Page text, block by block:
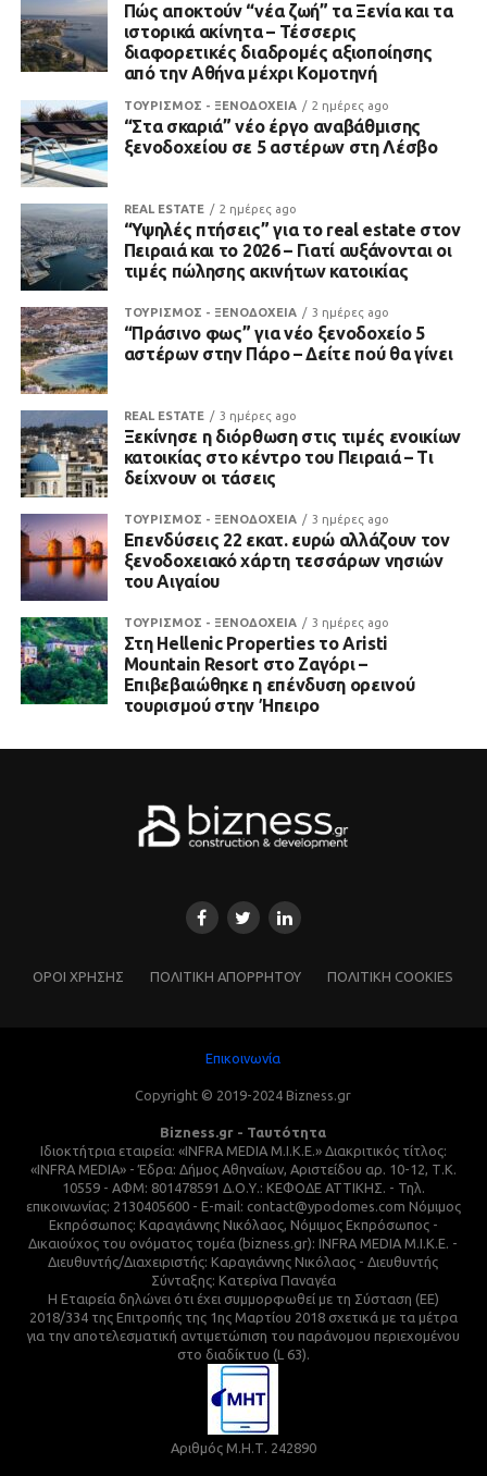
Πώς αποκτούν “νέα ζωή” τα Ξενία και τα
ιστορικά ακίνητα – Τέσσερις
διαφορετικές διαδρομές αξιοποίησης
από την Αθήνα μέχρι Κομοτηνή
ΤΟΥΡΙΣΜΟΣ - ΞΕΝΟΔΟΧΕΙΑ 2 ημέρες ago
“Στα σκαριά” νέο έργο αναβάθμισης
ξενοδοχείου σε 5 αστέρων στη Λέσβο
REAL ESTATE 2 ημέρες ago
“Υψηλές πτήσεις” για το real estate στον
Πειραιά και το 2026 – Γιατί αυξάνονται οι
τιμές πώλησης ακινήτων κατοικίας
ΤΟΥΡΙΣΜΟΣ - ΞΕΝΟΔΟΧΕΙΑ 3 ημέρες ago
“Πράσινο φως” για νέο ξενοδοχείο 5
αστέρων στην Πάρο – Δείτε πού θα γίνει
REAL ESTATE 3 ημέρες ago
Ξεκίνησε η διόρθωση στις τιμές ενοικίων
κατοικίας στο κέντρο του Πειραιά – Τι
δείχνουν οι τάσεις
ΤΟΥΡΙΣΜΟΣ - ΞΕΝΟΔΟΧΕΙΑ 3 ημέρες ago
Επενδύσεις 22 εκατ. ευρώ αλλάζουν τον
ξενοδοχειακό χάρτη τεσσάρων νησιών
του Αιγαίου
ΤΟΥΡΙΣΜΟΣ - ΞΕΝΟΔΟΧΕΙΑ 3 ημέρες ago
Στη Hellenic Properties το Aristi
Mountain Resort στο Ζαγόρι –
Επιβεβαιώθηκε η επένδυση ορεινού
τουρισμού στην Ήπειρο
ΌΡΟΙ ΧΡΗΣΗΣ ΠΟΛΙΤΙΚΗ ΑΠΟΡΡΗΤΟΥ ΠΟΛΙΤΙΚΗ COOKIES
Επικοινωνία
Copyright © 2019-2024 Bizness.gr
Bizness.gr - Ταυτότητα
Ιδιοκτήτρια εταιρεία: «INFRA MEDIA M.I.K.E.» Διακριτικός τίτλος:
«INFRA MEDIA» - Έδρα: Δήμος Αθηναίων, Αριστείδου αρ. 10-12, Τ.Κ.
10559 - ΑΦΜ: 801478591 Δ.Ο.Υ.: ΚΕΦΟΔΕ ΑΤΤΙΚΗΣ. - Τηλ.
επικοινωνίας: 2130405600 - E-mail: contact@ypodomes.com Νόμιμος
Εκπρόσωπος: Καραγιάννης Νικόλαος, Νόμιμος Εκπρόσωπος -
Δικαιούχος του ονόματος τομέα (bizness.gr): INFRA MEDIA M.I.K.E. -
Διευθυντής/Διαχειριστής: Καραγιάννης Νικόλαος - Διευθυντής
Σύνταξης: Κατερίνα Παναγέα
Η Εταιρεία δηλώνει ότι έχει συμμορφωθεί με τη Σύσταση (ΕΕ)
2018/334 της Επιτροπής της 1ης Μαρτίου 2018 σχετικά με τα μέτρα
για την αποτελεσματική αντιμετώπιση του παράνομου περιεχομένου
στο διαδίκτυο (L 63).
Αριθμός Μ.Η.Τ. 242890